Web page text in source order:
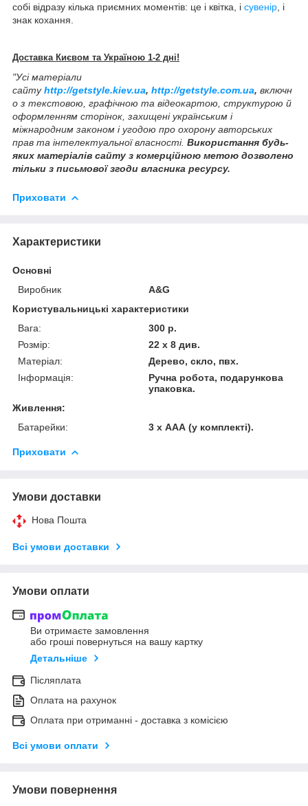
собі відразу кілька приємних моментів: це і квітка, і сувенір , і
знак кохання.
Доставка Києвом та Україною 1-2 дні!
"Усі матеріали
сайтуhttp://getstyle.kiev.ua, http://getstyle.com.ua, включн
о з текстовою, графічною та відеокартою, структурою й
оформленням сторінок, захищені українським і
міжнародним законом і угодою про охорону авторських
прав та інтелектуальної власності. Використання будь-
яких матеріалів сайту з комерційною метою дозволено
тільки з письмової згоди власника ресурсу.
Приховати
Характеристики
Основні
Виробник
A&G
Користувальницькі характеристики
Вага:
300 р.
Розмір:
22 х 8 див.
Матеріал:
Дерево, скло, пвх.
Інформація:
Ручна робота, подарункова
упаковка.
Живлення:
Батарейки:
3 х ААА (у комплекті).
Приховати
Умови доставки
Нова Пошта
Всі умови доставки
Умови оплати
Ви отримаєте замовлення
або гроші повернуться на вашу картку
Детальніше
Післяплата
Оплата на рахунок
Оплата при отриманні - доставка з комісією
Всі умови оплати
Умови повернення